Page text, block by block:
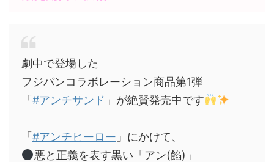
劇中で登場した
フジパンコラボレーション商品第1弾
「 #アンチサンド 」が絶賛発売中です
「 #アンチヒーロー 」にかけて、
悪と正義を表す黒い「アン(餡)」